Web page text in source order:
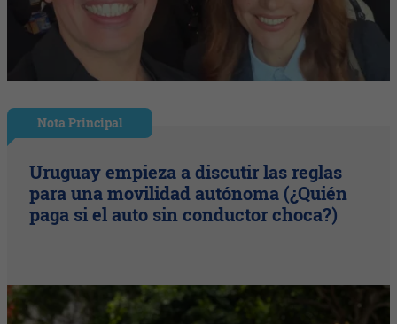
Nota Principal
Uruguay empieza a discutir las reglas
para una movilidad autónoma (¿Quién
paga si el auto sin conductor choca?)